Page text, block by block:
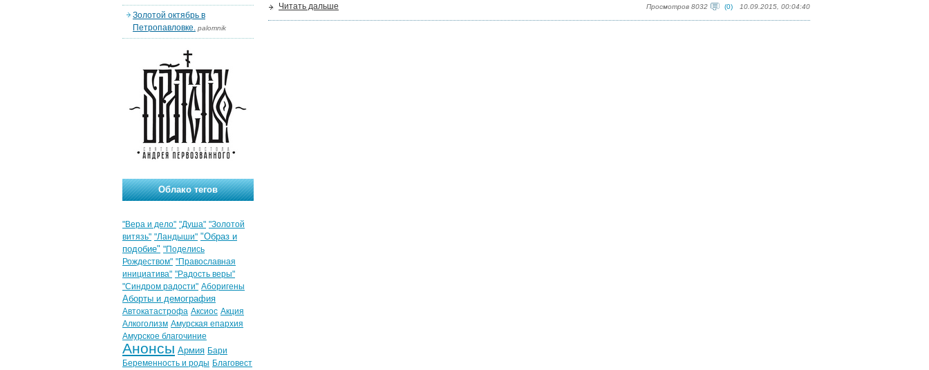
Просмотров 8032 (0) 10.09.2015, 00:04:40
Читать дальше
Золотой октябрь в
Петропавловке. palomnik
Облако тегов
"Вера и дело" "Душа" "Золотой
витязь" "Ландыши" "Образ и
подобие" "Поделись
Рождеством" "Православная
инициатива" "Радость веры"
"Синдром радости" Аборигены
Аборты и демография
Автокатастрофа Аксиос Акция
Алкоголизм Амурская епархия
Амурское благочиние
Анонсы Армия Бари
Беременность и роды Благовест